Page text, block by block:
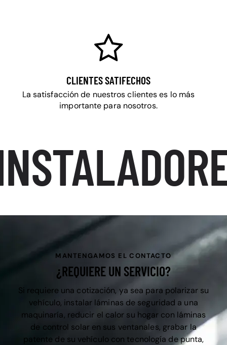
CLIENTES SATIFECHOS
La satisfacción de nuestros clientes es lo más
importante para nosotros.
MANTENGAMOS EL CONTACTO
¿REQUIERE UN SERVICIO?
Si requiere una cotización, ya sea para polarizar su
vehículo, instalar láminas de seguridad a una
maquinaría, reducir el calor su hogar con láminas
de control solar en sus ventanales, grabar la
patente de su vehículo con tecnología de punta,